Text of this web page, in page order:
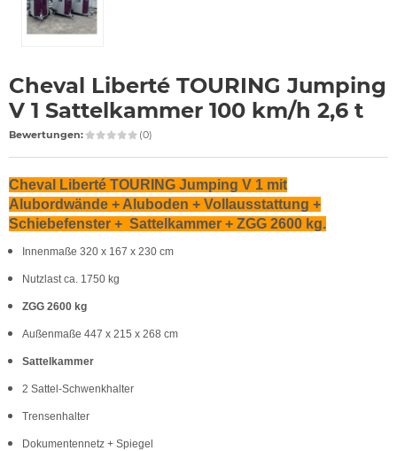
Cheval Liberté TOURING Jumping
V 1 Sattelkammer 100 km/h 2,6 t
Bewertungen: (0)
Cheval Liberté TOURING Jumping V 1 mit
Alubordwände + Aluboden + Vollausstattung +
Schiebefenster + Sattelkammer + ZGG 2600 kg.
Innenmaße 320 x 167 x 230 cm
Nutzlast ca. 1750 kg
ZGG 2600 kg
Außenmaße 447 x 215 x 268 cm
Sattelkammer
2 Sattel-Schwenkhalter
Trensenhalter
Dokumentennetz + Spiegel